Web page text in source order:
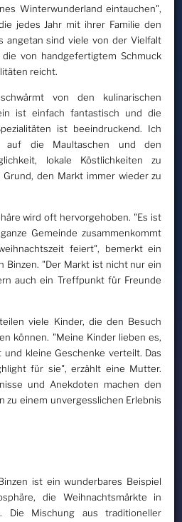
Winterwunderland eintauchen",
jedes Jahr mit ihrer Familie den
angetan sind viele von der Vielfalt
von handgefertigtem Schmuck
reicht.
von den kulinarischen
ist einfach fantastisch und die
ist beeindruckend. Ich
die Maultaschen und den
lokale Köstlichkeiten zu
den Markt immer wieder zu
wird oft hervorgehoben. "Es ist
Gemeinde zusammenkommt
feiert", bemerkt ein
Binzen. "Der Markt ist nicht nur ein
auch ein Treffpunkt für Freunde
viele Kinder, die den Besuch
können. "Meine Kinder lieben es,
kleine Geschenke verteilt. Das
für sie", erzählt eine Mutter.
und Anekdoten machen den
zu einem unvergesslichen Erlebnis
ist ein wunderbares Beispiel
die Weihnachtsmärkte in
Die Mischung aus traditioneller